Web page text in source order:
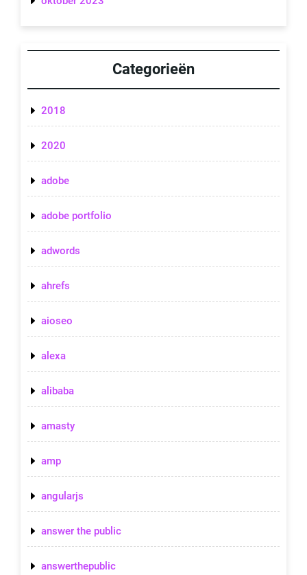
Categorieën
2018
2020
adobe
adobe portfolio
adwords
ahrefs
aioseo
alexa
alibaba
amasty
amp
angularjs
answer the public
answerthepublic